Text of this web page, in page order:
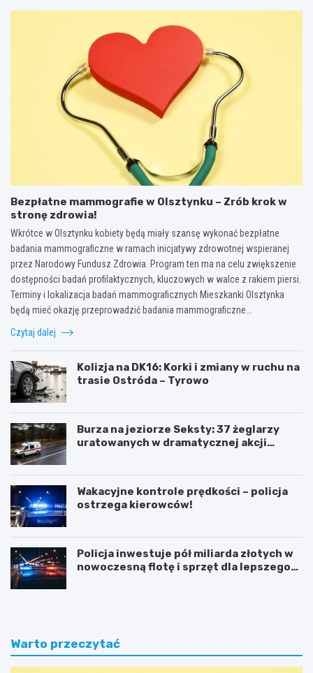
Bezpłatne mammografie w Olsztynku – Zrób krok w
stronę zdrowia!
Wkrótce w Olsztynku kobiety będą miały szansę wykonać bezpłatne
badania mammograficzne w ramach inicjatywy zdrowotnej wspieranej
przez Narodowy Fundusz Zdrowia. Program ten ma na celu zwiększenie
dostępności badań profilaktycznych, kluczowych w walce z rakiem piersi.
Terminy i lokalizacja badań mammograficznych Mieszkanki Olsztynka
będą mieć okazję przeprowadzić badania mammograficzne…
Czytaj dalej
Kolizja na DK16: Korki i zmiany w ruchu na
trasie Ostróda – Tyrowo
Burza na jeziorze Seksty: 37 żeglarzy
uratowanych w dramatycznej akcji
Wakacyjne kontrole prędkości – policja
ostrzega kierowców!
Policja inwestuje pół miliarda złotych w
nowoczesną flotę i sprzęt dla lepszego
Warto przeczytać